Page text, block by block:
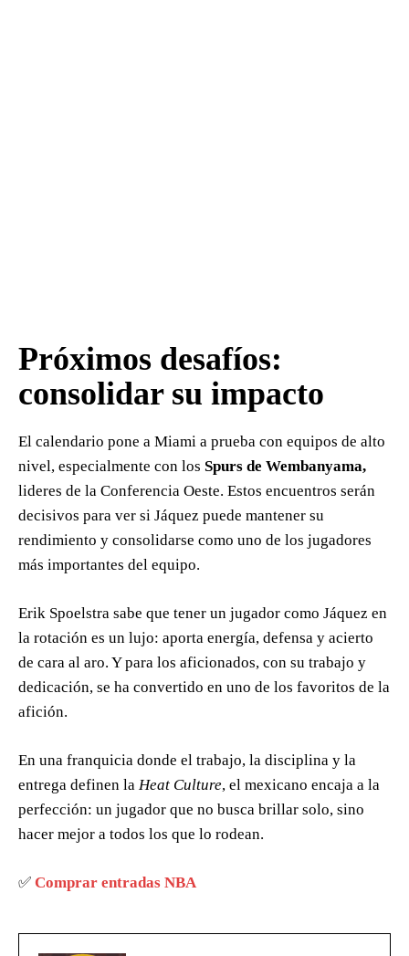
Próximos desafíos:
consolidar su impacto
El calendario pone a Miami a prueba con equipos de alto
nivel, especialmente con los Spurs de Wembanyama,
lideres de la Conferencia Oeste. Estos encuentros serán
decisivos para ver si Jáquez puede mantener su
rendimiento y consolidarse como uno de los jugadores
más importantes del equipo.
Erik Spoelstra sabe que tener un jugador como Jáquez en
la rotación es un lujo: aporta energía, defensa y acierto
de cara al aro. Y para los aficionados, con su trabajo y
dedicación, se ha convertido en uno de los favoritos de la
afición.
En una franquicia donde el trabajo, la disciplina y la
entrega definen la Heat Culture, el mexicano encaja a la
perfección: un jugador que no busca brillar solo, sino
hacer mejor a todos los que lo rodean.
✅ Comprar entradas NBA